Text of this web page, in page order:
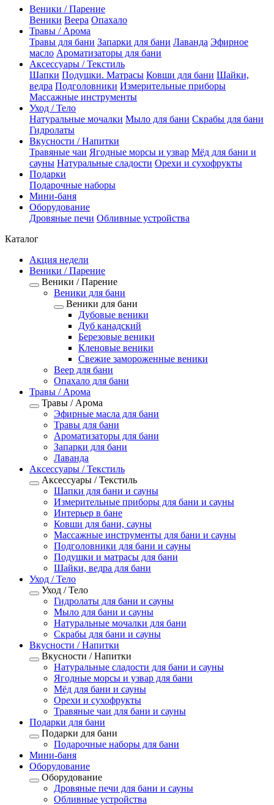
Веники / Парение
Веники Веера Опахало
Травы / Арома
Травы для бани Запарки для бани Лаванда Эфирное
масло Ароматизаторы для бани
Аксессуары / Текстиль
Шапки Подушки. Матрасы Ковши для бани Шайки,
ведра Подголовники Измерительные приборы
Массажные инструменты
Уход / Тело
Натуральные мочалки Мыло для бани Скрабы для бани
Гидролаты
Вкусности / Напитки
Травяные чаи Ягодные морсы и узвар Мёд для бани и
сауны Натуральные сладости Орехи и сухофрукты
Подарки
Подарочные наборы
Мини-баня
Оборудование
Дровяные печи Обливные устройства
Каталог
Акция недели
Веники / Парение
Веники / Парение
Веники для бани
Веники для бани
Дубовые веники
Дуб канадский
Березовые веники
Кленовые веники
Свежие замороженные веники
Веер для бани
Опахало для бани
Травы / Арома
Травы / Арома
Эфирные масла для бани
Травы для бани
Ароматизаторы для бани
Запарки для бани
Лаванда
Аксессуары / Текстиль
Аксессуары / Текстиль
Шапки для бани и сауны
Измерительные приборы для бани и сауны
Интерьер в бане
Ковши для бани, сауны
Массажные инструменты для бани и сауны
Подголовники для бани и сауны
Подушки и матрасы для бани
Шайки, ведра для бани
Уход / Тело
Уход / Тело
Гидролаты для бани и сауны
Мыло для бани и сауны
Натуральные мочалки для бани
Скрабы для бани и сауны
Вкусности / Напитки
Вкусности / Напитки
Натуральные сладости для бани и сауны
Ягодные морсы и узвар для бани
Мёд для бани и сауны
Орехи и сухофрукты
Травяные чаи для бани и сауны
Подарки для бани
Подарки для бани
Подарочные наборы для бани
Мини-баня
Оборудование
Оборудование
Дровяные печи для бани и сауны
Обливные устройства